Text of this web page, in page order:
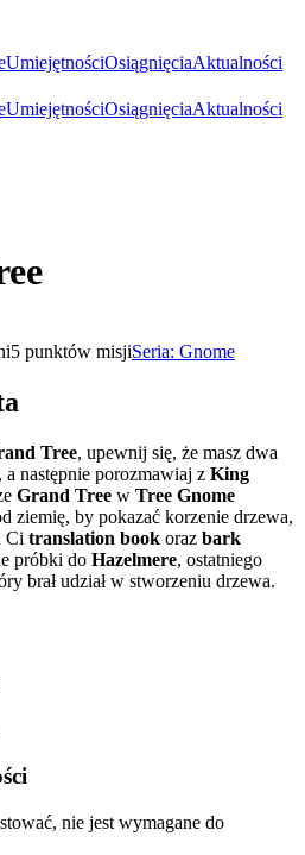
UmiejętnościOsiągnięciaAktualności
UmiejętnościOsiągnięciaAktualności
5 punktów misjiSeria: Gnome
Tree, upewnij się, że masz dwa
następnie porozmawiaj z King
Grand Tree w Tree Gnome
ziemię, by pokazać korzenie drzewa,
Ci translation book oraz bark
próbki do Hazelmere, ostatniego
brał udział w stworzeniu drzewa.
nie jest wymagane do